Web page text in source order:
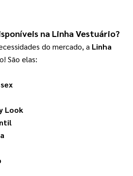
na Linha Vestuário?
do mercado, a Linha
São elas:
Look